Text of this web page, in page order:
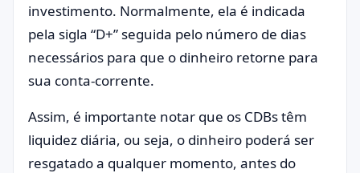
investimento. Normalmente, ela é indicada
pela sigla “D+” seguida pelo número de dias
necessários para que o dinheiro retorne para
sua conta-corrente.
Assim, é importante notar que os CDBs têm
liquidez diária, ou seja, o dinheiro poderá ser
resgatado a qualquer momento, antes do